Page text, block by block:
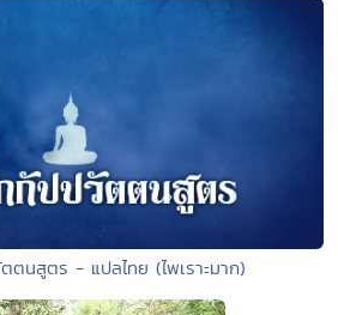
ตนสูตร - แปลไทย (ไพเราะมาก)